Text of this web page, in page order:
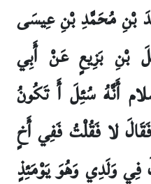
بْنِ مُحَمَّدِ بْنِ عِيسَى
بْنِ بَزِيعٍ عَنْ أَبِي
أَنَّهُ سُئِلَ أَ تَكُونُ
لا فَقُلْتُ فَفِي أَخٍ
وَلَدِي وَهُوَ يَوْمَئِذٍ